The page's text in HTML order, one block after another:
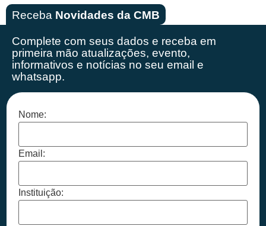
Receba Novidades da CMB
Complete com seus dados e receba em
primeira mão atualizações, evento,
informativos e notícias no seu email e
whatsapp.
Nome:
Email:
Instituição: